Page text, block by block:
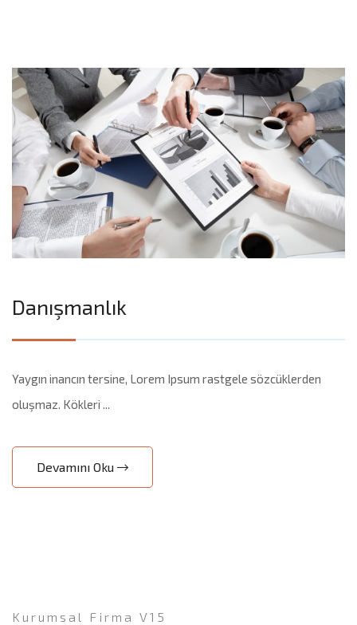
Danışmanlık
Yaygın inancın tersine, Lorem Ipsum rastgele sözcüklerden
oluşmaz. Kökleri ...
Devamını Oku
Kurumsal Firma V15